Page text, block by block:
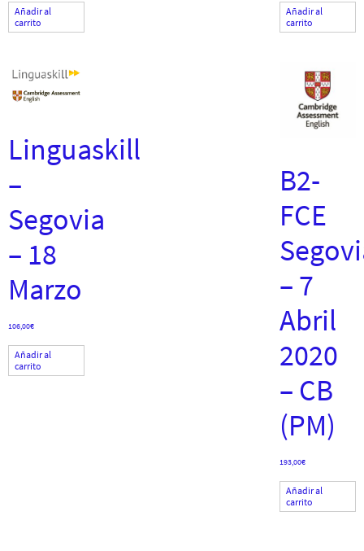
Añadir al
carrito
Añadir al
carrito
Linguaskill
–
Segovia
– 18
Marzo
106,00€
Añadir al
carrito
B2-
FCE
– 7
Abril
2020
– CB
(PM)
193,00€
Añadir al
carrito